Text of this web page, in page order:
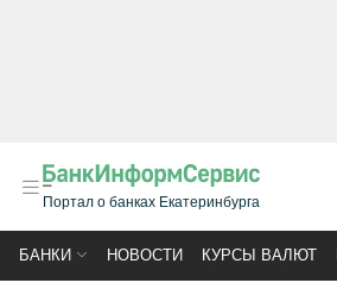
Портал о банках Екатеринбурга
БАНКИ НОВОСТИ КУРСЫ ВАЛЮТ